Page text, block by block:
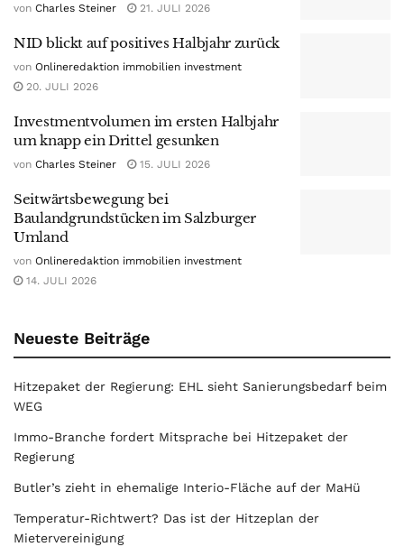
von Charles Steiner 21. JULI 2026
NID blickt auf positives Halbjahr zurück
von Onlineredaktion immobilien investment
20. JULI 2026
Investmentvolumen im ersten Halbjahr
um knapp ein Drittel gesunken
von Charles Steiner 15. JULI 2026
Seitwärtsbewegung bei
Baulandgrundstücken im Salzburger
Umland
von Onlineredaktion immobilien investment
14. JULI 2026
Neueste Beiträge
Hitzepaket der Regierung: EHL sieht Sanierungsbedarf beim
WEG
Immo-Branche fordert Mitsprache bei Hitzepaket der
Regierung
Butler’s zieht in ehemalige Interio-Fläche auf der MaHü
Temperatur-Richtwert? Das ist der Hitzeplan der
Mietervereinigung